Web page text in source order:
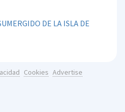
DE LA ISLA DE
Cookies Advertise